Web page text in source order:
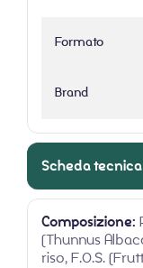
Formato
Brand
Scheda tecnica
Composizione:
(Thunnus
riso, F.O.S.